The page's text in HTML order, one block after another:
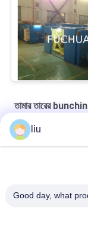
তামার তারের
অতি সূক্ষ্ম পরিবাহীর উচ্চ
মডেল FC 250B
ফুচুয়ান ৮০০ উচ্চ গতি সম্পন্ন
ফুচান এফসি-৮০০ অটো হাই-
liu
Good day, what